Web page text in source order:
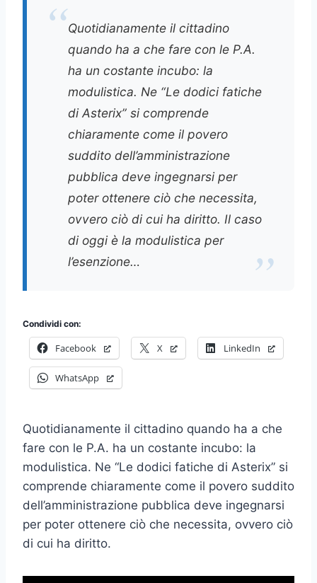
Quotidianamente il cittadino
quando ha a che fare con le P.A.
ha un costante incubo: la
modulistica. Ne “Le dodici fatiche
di Asterix” si comprende
chiaramente come il povero
suddito dell’amministrazione
pubblica deve ingegnarsi per
poter ottenere ciò che necessita,
ovvero ciò di cui ha diritto. Il caso
di oggi è la modulistica per
l’esenzione…
Condividi con:
Facebook X LinkedIn
WhatsApp
Quotidianamente il cittadino quando ha a che
fare con le P.A. ha un costante incubo: la
modulistica. Ne “Le dodici fatiche di Asterix” si
comprende chiaramente come il povero suddito
dell’amministrazione pubblica deve ingegnarsi
per poter ottenere ciò che necessita, ovvero ciò
di cui ha diritto.